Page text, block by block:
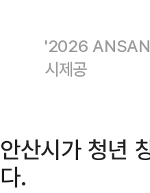
'2026 ANSAN
시제공
안산시가 청년
다.